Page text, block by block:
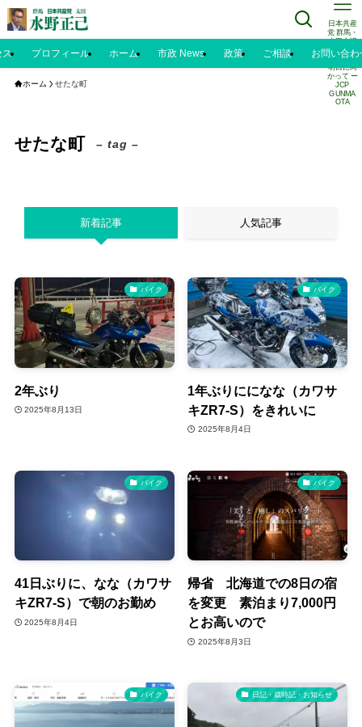
日本共産
党 群馬・
太田市議
水野正己
のブログ |
明日に向
かって ー
JCP
GUNMA
OTA
ス プロフィール ホーム 市政 News 政策 ご相談 お問い合わ
ホーム せたな町
せたな町 – tag –
新着記事 人気記事
バイク
2年ぶり
2025年8月13日
バイク
1年ぶりにになな（カワサ
キZR7-S）をきれいに
2025年8月4日
バイク
41日ぶりに、なな（カワサ
キZR7-S）で朝のお勤め
2025年8月4日
バイク
帰省 北海道での8日の宿
を変更 素泊まり7,000円
とお高いので
2025年8月3日
バイク 日記・歳時記・お知らせ